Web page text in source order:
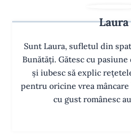
Laura
Sunt Laura, sufletul din
Bunătăți. Gătesc cu pasiune
și iubesc să explic
pentru oricine vrea
cu gust românesc